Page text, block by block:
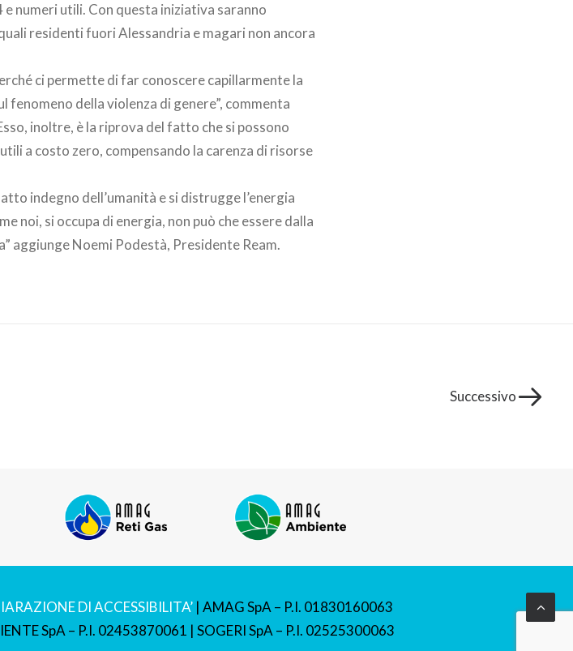
numeri utili. Con questa iniziativa saranno
residenti fuori Alessandria e magari non ancora
ci permette di far conoscere capillarmente la
della violenza di genere”, commenta
inoltre, è la riprova del fatto che si possono
a costo zero, compensando la carenza di risorse
indegno dell’umanità e si distrugge l’energia
noi, si occupa di energia, non può che essere dalla
aggiunge Noemi Podestà, Presidente Ream.
Successivo
DI ACCESSIBILITA’| AMAG SpA – P.I. 01830160063
SpA – P.I. 02453870061 | SOGERI SpA – P.I. 02525300063